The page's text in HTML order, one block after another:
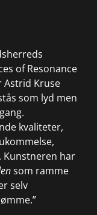
of Resonance
Astrid Kruse
som lyd men
kvaliteter,
Kunstneren har
som ramme
selv